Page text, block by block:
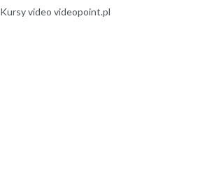
Kursy video videopoint.pl